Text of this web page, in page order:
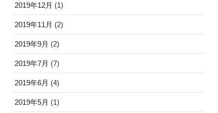
2019年12月 (1)
2019年11月 (2)
2019年9月 (2)
2019年7月 (7)
2019年6月 (4)
2019年5月 (1)